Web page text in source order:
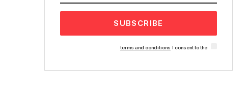
SUBSCRIBE
I consent to the
terms and conditions